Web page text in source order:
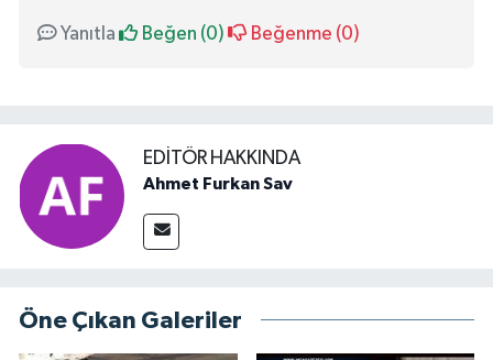
Yanıtla Beğen (0) Beğenme (0)
EDITÖR HAKKINDA
Ahmet Furkan Sav
Öne Çıkan Galeriler